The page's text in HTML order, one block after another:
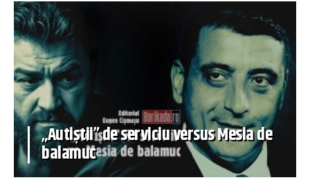
„Autiștii” de serviciu versus Mesia de
balamuc